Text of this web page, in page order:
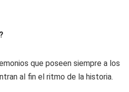
que poseen siempre a los
al fin el ritmo de la historia.